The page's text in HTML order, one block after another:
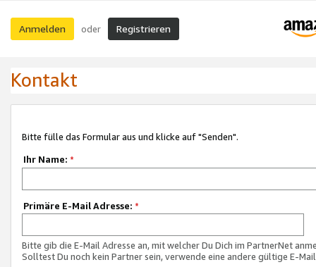
Anmelden oder Registrieren
Kontakt
Bitte fülle das Formular aus und klicke auf "Senden".
Ihr Name: *
Primäre E-Mail Adresse: *
Bitte gib die E-Mail Adresse an, mit welcher Du Dich im PartnerNet
Solltest Du noch kein Partner sein, verwende eine andere gültige E-